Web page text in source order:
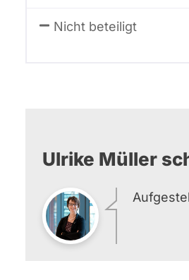
Nicht beteiligt
Ulrike Müller